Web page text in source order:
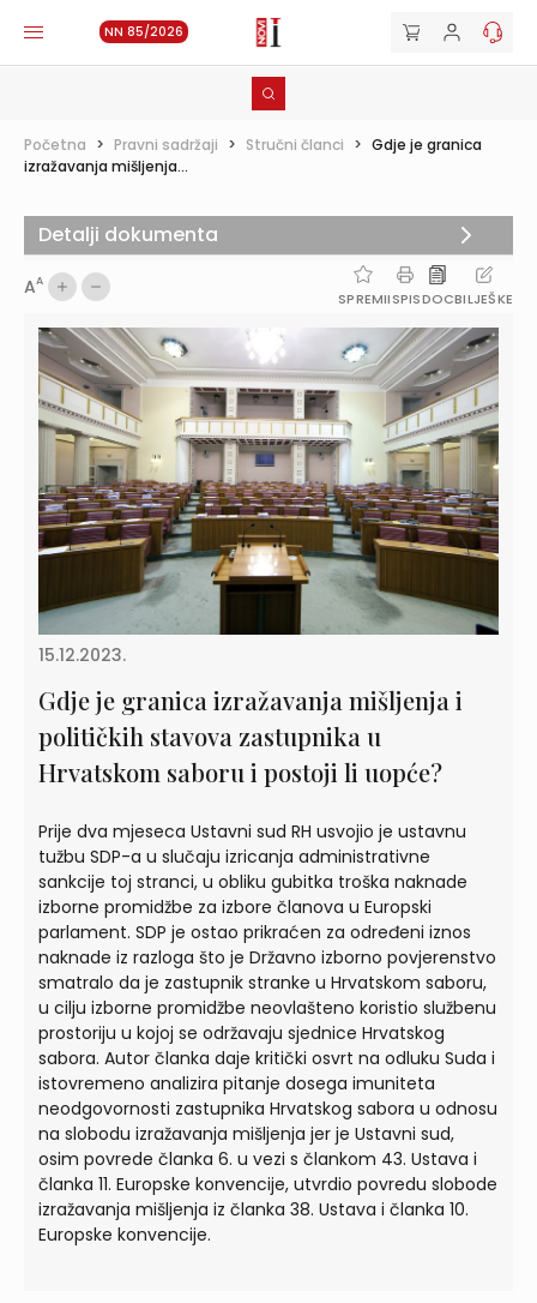
NN 85/2026
Početna > Pravni sadržaji > Stručni članci > Gdje je granica
izražavanja mišljenja...
AA
SPREMIISPISDOCBILJEŠKE
15.12.2023.
Gdje je granica izražavanja mišljenja i
političkih stavova zastupnika u
Hrvatskom saboru i postoji li uopće?
Prije dva mjeseca Ustavni sud RH usvojio je ustavnu
tužbu SDP-a u slučaju izricanja administrativne
sankcije toj stranci, u obliku gubitka troška naknade
izborne promidžbe za izbore članova u Europski
parlament. SDP je ostao prikraćen za određeni iznos
naknade iz razloga što je Državno izborno povjerenstvo
smatralo da je zastupnik stranke u Hrvatskom saboru,
u cilju izborne promidžbe neovlašteno koristio službenu
prostoriju u kojoj se održavaju sjednice Hrvatskog
sabora. Autor članka daje kritički osvrt na odluku Suda i
istovremeno analizira pitanje dosega imuniteta
neodgovornosti zastupnika Hrvatskog sabora u odnosu
na slobodu izražavanja mišljenja jer je Ustavni sud,
osim povrede članka 6. u vezi s člankom 43. Ustava i
članka 11. Europske konvencije, utvrdio povredu slobode
izražavanja mišljenja iz članka 38. Ustava i članka 10.
Europske konvencije.
Detalji dokumenta